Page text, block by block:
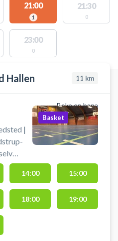
21:00
1
21:30
0
23:00
0
AKTIVITETER
Hallen 11 km
Boka en bana
|
i
Basket
14:00 15:00
18:00 19:00